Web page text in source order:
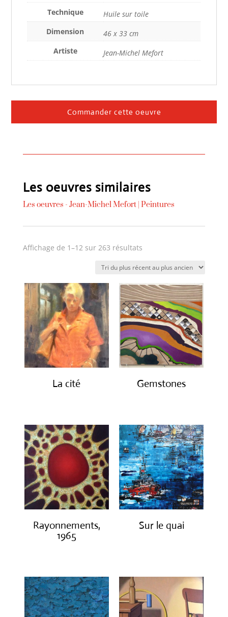
Technique
Huile sur toile
Dimension
46 x 33 cm
Artiste
Jean-Michel Mefort
Commander cette oeuvre
Les oeuvres similaires
Les oeuvres - Jean-Michel Mefort| Peintures
Affichage de 1–12 sur 263 résultatsTrié
plus
récent
au
plus
ancien
La cité Gemstones
Rayonnements,
1965
Sur le quai